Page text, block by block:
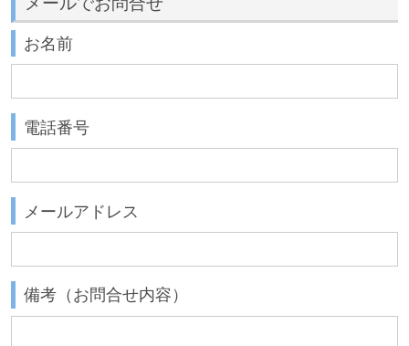
お名前
電話番号
メールアドレス
備考（お問合せ内容）